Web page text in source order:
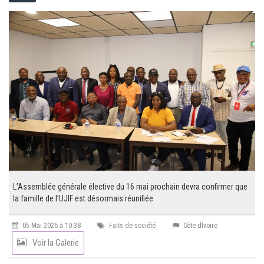
L’Assemblée générale élective du 16 mai prochain devra confirmer que
la famille de l’UJIF est désormais réunifiée
05 Mai 2026 à 10:38 Faits de société Côte dIvoire
Voir la Galerie